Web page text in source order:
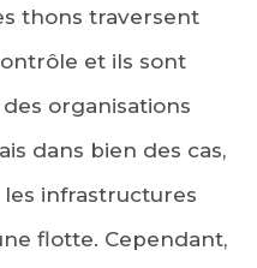
thons traversent
et ils sont
organisations
dans bien des cas,
les infrastructures
flotte. Cependant,